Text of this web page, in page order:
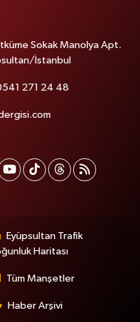
Sokak Manolya Apt.
İstanbul
271 24 48
Eyüpsultan Trafik
Haritası
Tüm Manşetler
Haber Arşivi